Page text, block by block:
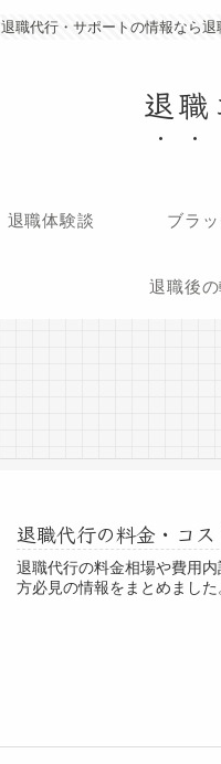
退職代行・サポートの情報なら
退職
退職体験談 ブラ
退職後
退職代行の料金・コ
退職代行の料金相場や費用
方必見の情報をまとめました